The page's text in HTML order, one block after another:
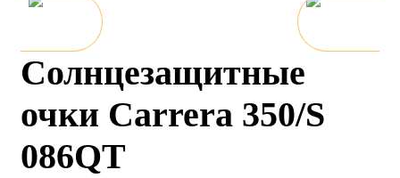
Солнцезащитные
очки Carrera 350/S
086QT